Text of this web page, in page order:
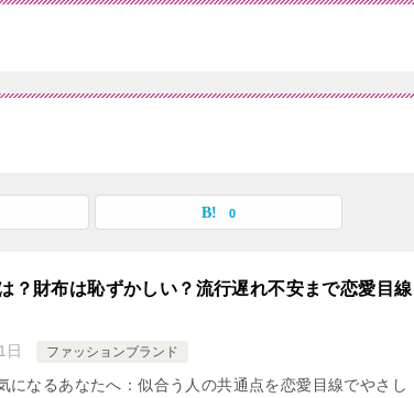
0
？財布は恥ずかしい？流行遅れ不安まで恋愛目線
日 ファッションブランド
になるあなたへ：似合う人の共通点を恋愛目線でやさし